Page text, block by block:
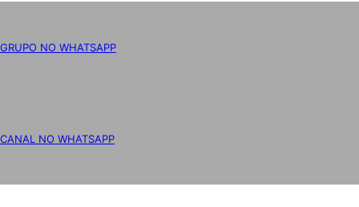
GRUPO NO WHATSAPP
CANAL NO WHATSAPP